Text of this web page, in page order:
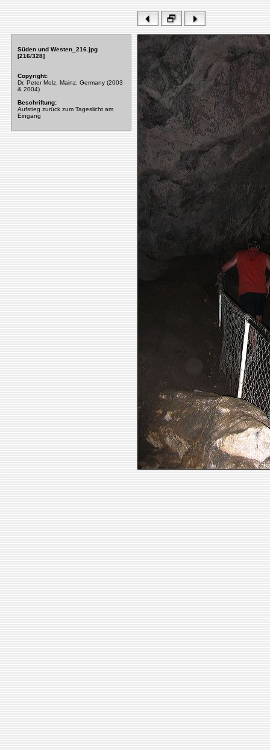
Süden und Westen_216.jpg
[216/328]
Copyright:
Dr. Peter Molz, Mainz, Germany (2003
& 2004)
Beschriftung:
Aufstieg zurück zum Tageslicht am
Eingang